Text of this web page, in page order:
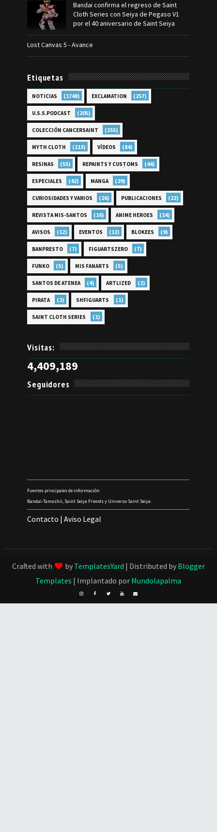
Bandai confirma el regreso de Saint
Cloth Series con Seiya de Pegaso V1
por el 40 aniversario de Saint Seiya
Lost Canvas 5 - Avance
Etiquetas
NOTICIAS (1748) EXCLAMATION (257)
U.S.S.PODCAST (205)
COLECCIÓN CANCERSAINT (155)
MYTH CLOTH (113) VÍDEOS (84)
RESINAS (55) REPAINTS Y CUSTOMS (44)
ESPECIALES (42) MANGA (29)
CURIOSIDADES Y VARIOS (26) PUBLICACIONES (22)
REVISTA MIS-SANTOS (16) ANIME HEROES (14)
AVISOS (12) EVENTOS (12) BLOKEES (9)
BANPRESTO (7) FIGUARTSZERO (7)
FUNKO (5) MIS FANARTS (5)
SANTOS DE ATENEA (4) ARTLIZED (2)
PIRATA (2) SHFIGUARTS (1)
SAINT CLOTH SERIES (1)
Visitas:
4,409,189
Seguidores
Fuentes principales de información:
Bandai-Tamashii, Saint Seiya Friends y Universo Saint Seiya.
Contacto |Aviso Legal
Crafted with by TemplatesYard | Distributed by Blogger
Templates | Implantado por Mundolapalma